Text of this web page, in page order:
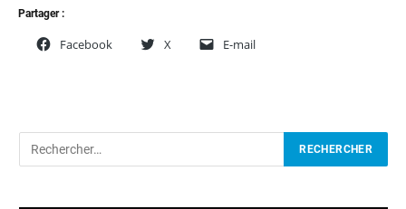
Partager :
Facebook X E-mail